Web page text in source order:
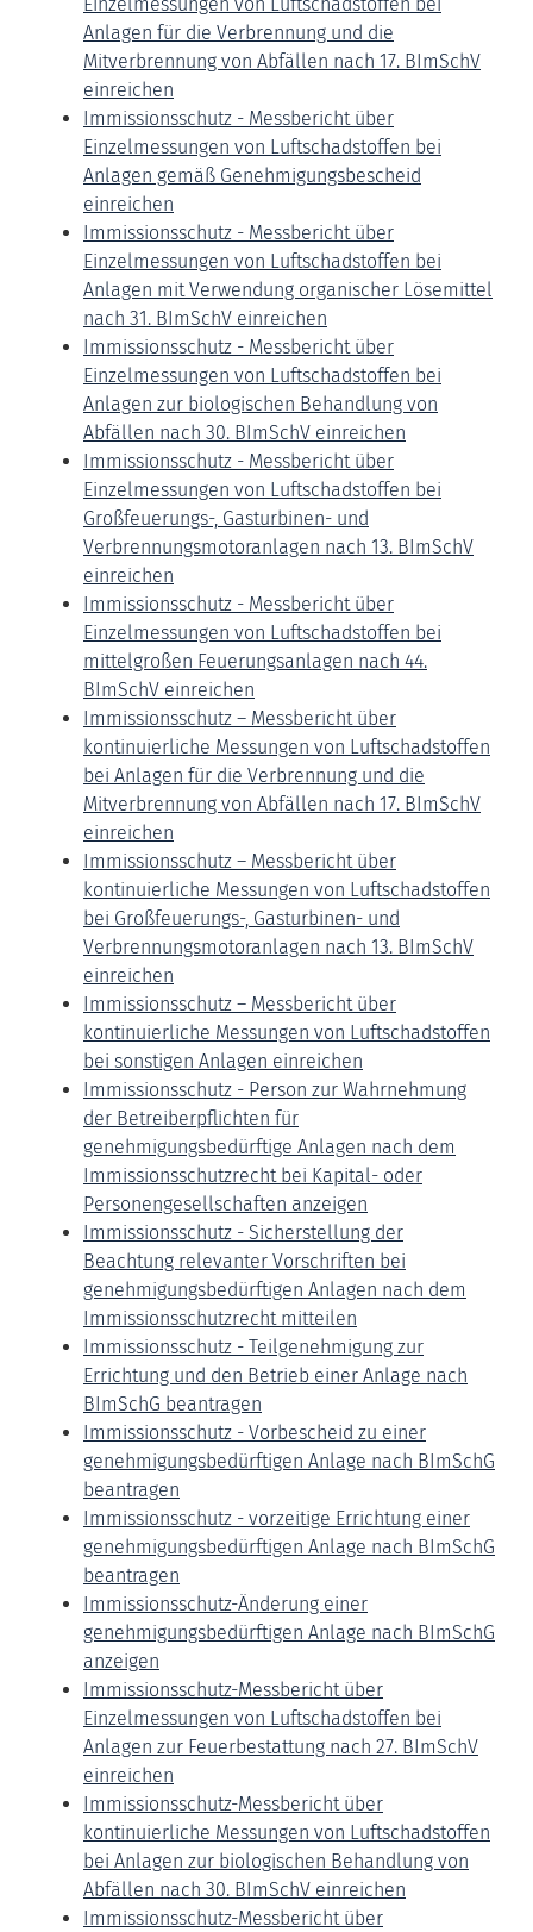
Anlagen für die Verbrennung und die
Mitverbrennung von Abfällen nach 17. BImSchV
einreichen
Immissionsschutz - Messbericht über
Einzelmessungen von Luftschadstoffen bei
Anlagen gemäß Genehmigungsbescheid
einreichen
Immissionsschutz - Messbericht über
Einzelmessungen von Luftschadstoffen bei
Anlagen mit Verwendung organischer Lösemittel
nach 31. BImSchV einreichen
Immissionsschutz - Messbericht über
Einzelmessungen von Luftschadstoffen bei
Anlagen zur biologischen Behandlung von
Abfällen nach 30. BImSchV einreichen
Immissionsschutz - Messbericht über
Einzelmessungen von Luftschadstoffen bei
Großfeuerungs-, Gasturbinen- und
Verbrennungsmotoranlagen nach 13. BImSchV
einreichen
Immissionsschutz - Messbericht über
Einzelmessungen von Luftschadstoffen bei
mittelgroßen Feuerungsanlagen nach 44.
BImSchV einreichen
Immissionsschutz – Messbericht über
kontinuierliche Messungen von Luftschadstoffen
bei Anlagen für die Verbrennung und die
Mitverbrennung von Abfällen nach 17. BImSchV
einreichen
Immissionsschutz – Messbericht über
kontinuierliche Messungen von Luftschadstoffen
bei Großfeuerungs-, Gasturbinen- und
Verbrennungsmotoranlagen nach 13. BImSchV
einreichen
Immissionsschutz – Messbericht über
kontinuierliche Messungen von Luftschadstoffen
bei sonstigen Anlagen einreichen
Immissionsschutz - Person zur Wahrnehmung
der Betreiberpflichten für
genehmigungsbedürftige Anlagen nach dem
Immissionsschutzrecht bei Kapital- oder
Personengesellschaften anzeigen
Immissionsschutz - Sicherstellung der
Beachtung relevanter Vorschriften bei
genehmigungsbedürftigen Anlagen nach dem
Immissionsschutzrecht mitteilen
Immissionsschutz - Teilgenehmigung zur
Errichtung und den Betrieb einer Anlage nach
BImSchG beantragen
Immissionsschutz - Vorbescheid zu einer
genehmigungsbedürftigen Anlage nach BImSchG
beantragen
Immissionsschutz - vorzeitige Errichtung einer
genehmigungsbedürftigen Anlage nach BImSchG
beantragen
Immissionsschutz-Änderung einer
genehmigungsbedürftigen Anlage nach BImSchG
anzeigen
Immissionsschutz-Messbericht über
Einzelmessungen von Luftschadstoffen bei
Anlagen zur Feuerbestattung nach 27. BImSchV
einreichen
Immissionsschutz-Messbericht über
kontinuierliche Messungen von Luftschadstoffen
bei Anlagen zur biologischen Behandlung von
Abfällen nach 30. BImSchV einreichen
Immissionsschutz-Messbericht über